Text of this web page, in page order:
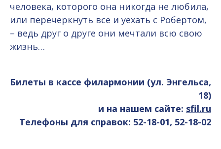
человека, которого она никогда не любила,
или перечеркнуть все и уехать с Робертом,
– ведь друг о друге они мечтали всю свою
жизнь…
Билеты в кассе филармонии (ул. Энгельса,
18)
и на нашем сайте: sfil.ru
Телефоны для справок: 52-18-01, 52-18-02